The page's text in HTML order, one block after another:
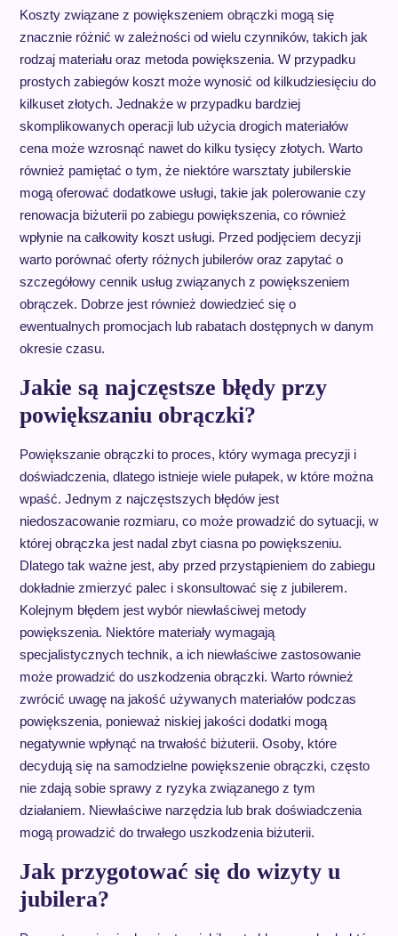
Koszty związane z powiększeniem obrączki mogą się
znacznie różnić w zależności od wielu czynników, takich jak
rodzaj materiału oraz metoda powiększenia. W przypadku
prostych zabiegów koszt może wynosić od kilkudziesięciu do
kilkuset złotych. Jednakże w przypadku bardziej
skomplikowanych operacji lub użycia drogich materiałów
cena może wzrosnąć nawet do kilku tysięcy złotych. Warto
również pamiętać o tym, że niektóre warsztaty jubilerskie
mogą oferować dodatkowe usługi, takie jak polerowanie czy
renowacja biżuterii po zabiegu powiększenia, co również
wpłynie na całkowity koszt usługi. Przed podjęciem decyzji
warto porównać oferty różnych jubilerów oraz zapytać o
szczegółowy cennik usług związanych z powiększeniem
obrączek. Dobrze jest również dowiedzieć się o
ewentualnych promocjach lub rabatach dostępnych w danym
okresie czasu.
Jakie są najczęstsze błędy przy
powiększaniu obrączki?
Powiększanie obrączki to proces, który wymaga precyzji i
doświadczenia, dlatego istnieje wiele pułapek, w które można
wpaść. Jednym z najczęstszych błędów jest
niedoszacowanie rozmiaru, co może prowadzić do sytuacji, w
której obrączka jest nadal zbyt ciasna po powiększeniu.
Dlatego tak ważne jest, aby przed przystąpieniem do zabiegu
dokładnie zmierzyć palec i skonsultować się z jubilerem.
Kolejnym błędem jest wybór niewłaściwej metody
powiększenia. Niektóre materiały wymagają
specjalistycznych technik, a ich niewłaściwe zastosowanie
może prowadzić do uszkodzenia obrączki. Warto również
zwrócić uwagę na jakość używanych materiałów podczas
powiększenia, ponieważ niskiej jakości dodatki mogą
negatywnie wpłynąć na trwałość biżuterii. Osoby, które
decydują się na samodzielne powiększenie obrączki, często
nie zdają sobie sprawy z ryzyka związanego z tym
działaniem. Niewłaściwe narzędzia lub brak doświadczenia
mogą prowadzić do trwałego uszkodzenia biżuterii.
Jak przygotować się do wizyty u
jubilera?